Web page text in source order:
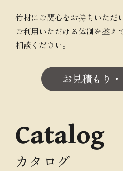
竹材にご関心をお持ちいただ
ご利用いただける体制を整え
相談ください。
お見積もり
Catalog
カタログ